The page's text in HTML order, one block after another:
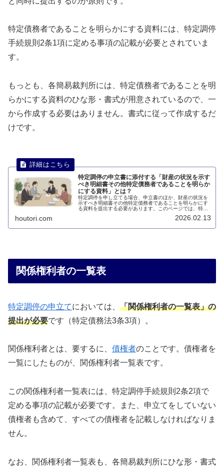
特定債務者であることを明らかにする資料には、特定調停
手続規則2条1項に定める事項の記載が必要とされていま
す。
もっとも、各簡易裁判所には、特定債務者であることを明
らかにする資料のひな形・書式が用意されているので、一
から作成する必要はありません。書式に従って作成するだ
けです。
特定調停の申立書に添付する「財産の状況を示す
べき明細書その他特定債務者であることを明らか
にする資料」とは？
特定調停を申し立てる場合、申立書のほか、財産の状況を
示すべき明細書その他特定債務者であることを明らかにす
る資料を提出する必要があります。このページでは、特定
houtori.com 2026.02.13
関係権利者の一覧表
特定調停の申立てにおいては、 「関係権利者の一覧表」の
提出が必要です（特定債務法3条3項）。
関係権利者とは、要するに、 債権者のことです。債権者を
一覧にしたものが、関係権利者一覧表です。
この関係権利者一覧表には、特定調停手続規則2条2項で
定める事項の記載が必要です。また、申立てをしていない
債権者も含めて、すべての債権者を記載しなければなりま
せん。
なお、関係権利者一覧表も、各簡易裁判所にひな形・書式